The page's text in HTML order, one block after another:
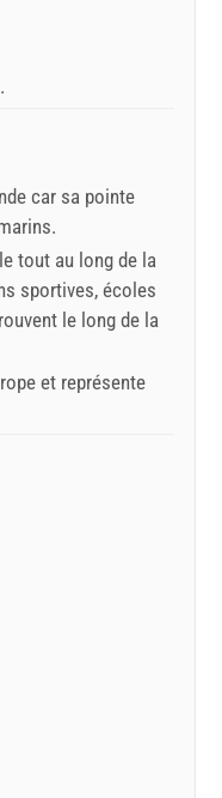
car sa pointe
tout au long de la
sportives, écoles
le long de la
et représente